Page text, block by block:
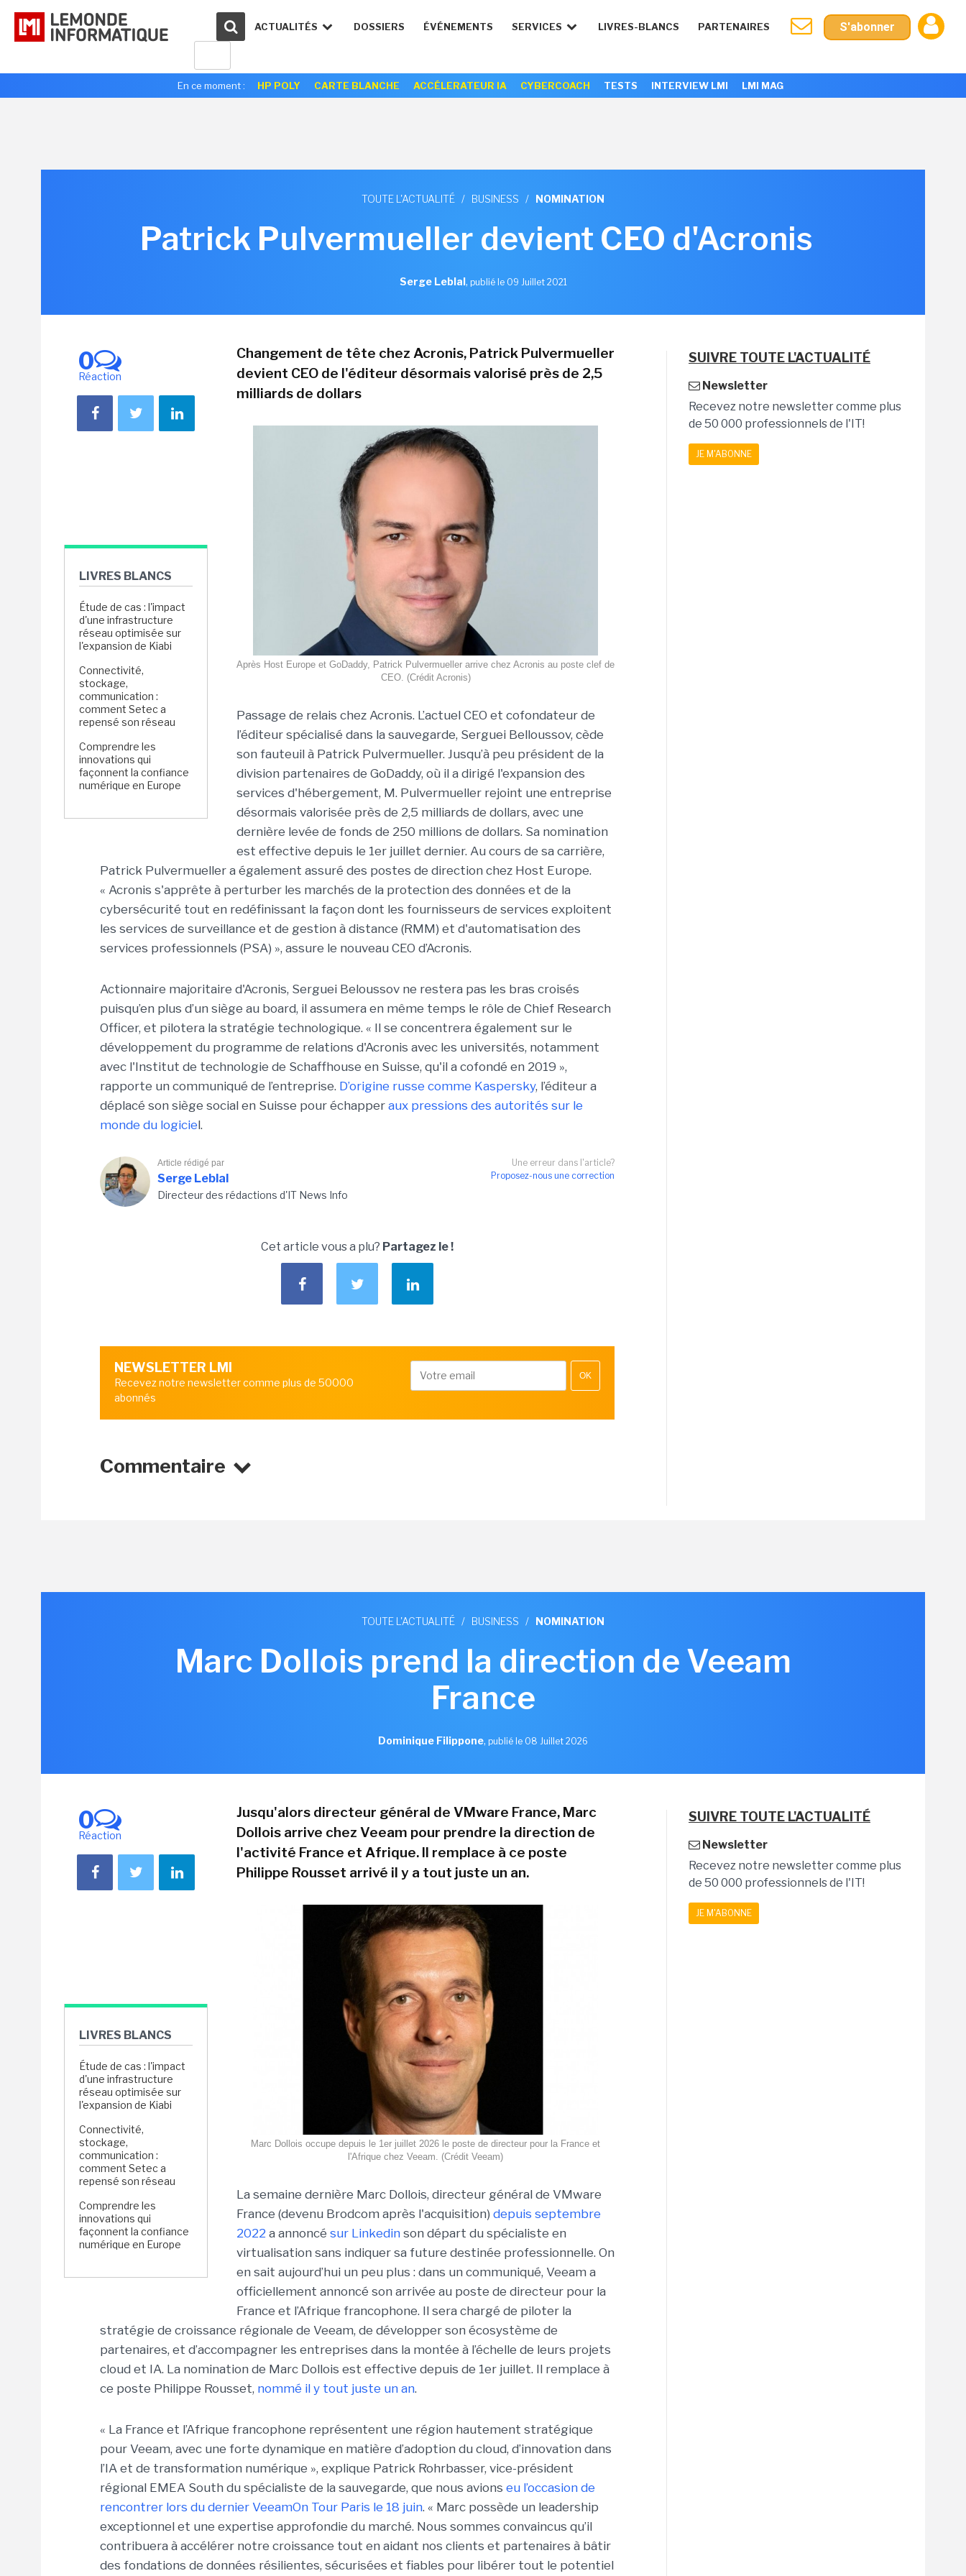
ACTUALITÉS DOSSIERS ÉVÉNEMENTS SERVICES LIVRES-BLANCS PARTENAIRES S'abonner
En ce moment : HP POLY CARTE BLANCHE ACCÉLERATEUR IA CYBERCOACH TESTS INTERVIEW LMI LMI MAG
TOUTE L'ACTUALITÉ / BUSINESS / NOMINATION
Patrick Pulvermueller devient CEO d'Acronis
Serge Leblal, publié le 09 Juillet 2021
0
Réaction
LIVRES BLANCS
Étude de cas : l'impact
d'une infrastructure
réseau optimisée sur
l'expansion de Kiabi
Connectivité,
stockage,
communication :
comment Setec a
repensé son réseau
Comprendre les
innovations qui
façonnent la confiance
numérique en Europe
Changement de tête chez Acronis, Patrick Pulvermueller
devient CEO de l'éditeur désormais valorisé près de 2,5
milliards de dollars
Après Host Europe et GoDaddy, Patrick Pulvermueller arrive chez Acronis au poste clef de
CEO. (Crédit Acronis)
Passage de relais chez Acronis. L’actuel CEO et cofondateur de
l’éditeur spécialisé dans la sauvegarde, Serguei Belloussov, cède
son fauteuil à Patrick Pulvermueller. Jusqu’à peu président de la
division partenaires de GoDaddy, où il a dirigé l'expansion des
services d'hébergement, M. Pulvermueller rejoint une entreprise
désormais valorisée près de 2,5 milliards de dollars, avec une
dernière levée de fonds de 250 millions de dollars. Sa nomination
est effective depuis le 1er juillet dernier. Au cours de sa carrière,
Patrick Pulvermueller a également assuré des postes de direction chez Host Europe.
« Acronis s'apprête à perturber les marchés de la protection des données et de la
cybersécurité tout en redéfinissant la façon dont les fournisseurs de services exploitent
les services de surveillance et de gestion à distance (RMM) et d'automatisation des
services professionnels (PSA) », assure le nouveau CEO d’Acronis.
Actionnaire majoritaire d'Acronis, Serguei Beloussov ne restera pas les bras croisés
puisqu’en plus d’un siège au board, il assumera en même temps le rôle de Chief Research
Officer, et pilotera la stratégie technologique. « Il se concentrera également sur le
développement du programme de relations d'Acronis avec les universités, notamment
avec l'Institut de technologie de Schaffhouse en Suisse, qu'il a cofondé en 2019 »,
rapporte un communiqué de l’entreprise. D’origine russe comme Kaspersky, l’éditeur a
déplacé son siège social en Suisse pour échapper aux pressions des autorités sur le
monde du logiciel.
Une erreur dans l'article?
Proposez-nous une correction
Article rédigé par
Serge Leblal
Directeur des rédactions d'IT News Info
Cet article vous a plu? Partagez le !
NEWSLETTER LMI
Recevez notre newsletter comme plus de 50000
abonnés
OK
Commentaire
SUIVRE TOUTE L'ACTUALITÉ
Newsletter
Recevez notre newsletter comme plus
de 50 000 professionnels de l'IT!
JE M'ABONNE
TOUTE L'ACTUALITÉ / BUSINESS / NOMINATION
Marc Dollois prend la direction de Veeam
France
Dominique Filippone, publié le 08 Juillet 2026
0
Réaction
LIVRES BLANCS
Étude de cas : l'impact
d'une infrastructure
réseau optimisée sur
l'expansion de Kiabi
Connectivité,
stockage,
communication :
comment Setec a
repensé son réseau
Comprendre les
innovations qui
façonnent la confiance
numérique en Europe
Jusqu'alors directeur général de VMware France, Marc
Dollois arrive chez Veeam pour prendre la direction de
l'activité France et Afrique. Il remplace à ce poste
Philippe Rousset arrivé il y a tout juste un an.
Marc Dollois occupe depuis le 1er juillet 2026 le poste de directeur pour la France et
l'Afrique chez Veeam. (Crédit Veeam)
La semaine dernière Marc Dollois, directeur général de VMware
France (devenu Brodcom après l'acquisition) depuis septembre
2022 a annoncé sur Linkedin son départ du spécialiste en
virtualisation sans indiquer sa future destinée professionnelle. On
en sait aujourd’hui un peu plus : dans un communiqué, Veeam a
officiellement annoncé son arrivée au poste de directeur pour la
France et l’Afrique francophone. Il sera chargé de piloter la
stratégie de croissance régionale de Veeam, de développer son écosystème de
partenaires, et d’accompagner les entreprises dans la montée à l’échelle de leurs projets
cloud et IA. La nomination de Marc Dollois est effective depuis de 1er juillet. Il remplace à
ce poste Philippe Rousset, nommé il y tout juste un an.
« La France et l’Afrique francophone représentent une région hautement stratégique
pour Veeam, avec une forte dynamique en matière d’adoption du cloud, d’innovation dans
l’IA et de transformation numérique », explique Patrick Rohrbasser, vice-président
régional EMEA South du spécialiste de la sauvegarde, que nous avions eu l’occasion de
rencontrer lors du dernier VeeamOn Tour Paris le 18 juin. « Marc possède un leadership
exceptionnel et une expertise approfondie du marché. Nous sommes convaincus qu’il
contribuera à accélérer notre croissance tout en aidant nos clients et partenaires à bâtir
des fondations de données résilientes, sécurisées et fiables pour libérer tout le potentiel
SUIVRE TOUTE L'ACTUALITÉ
Newsletter
Recevez notre newsletter comme plus
de 50 000 professionnels de l'IT!
JE M'ABONNE